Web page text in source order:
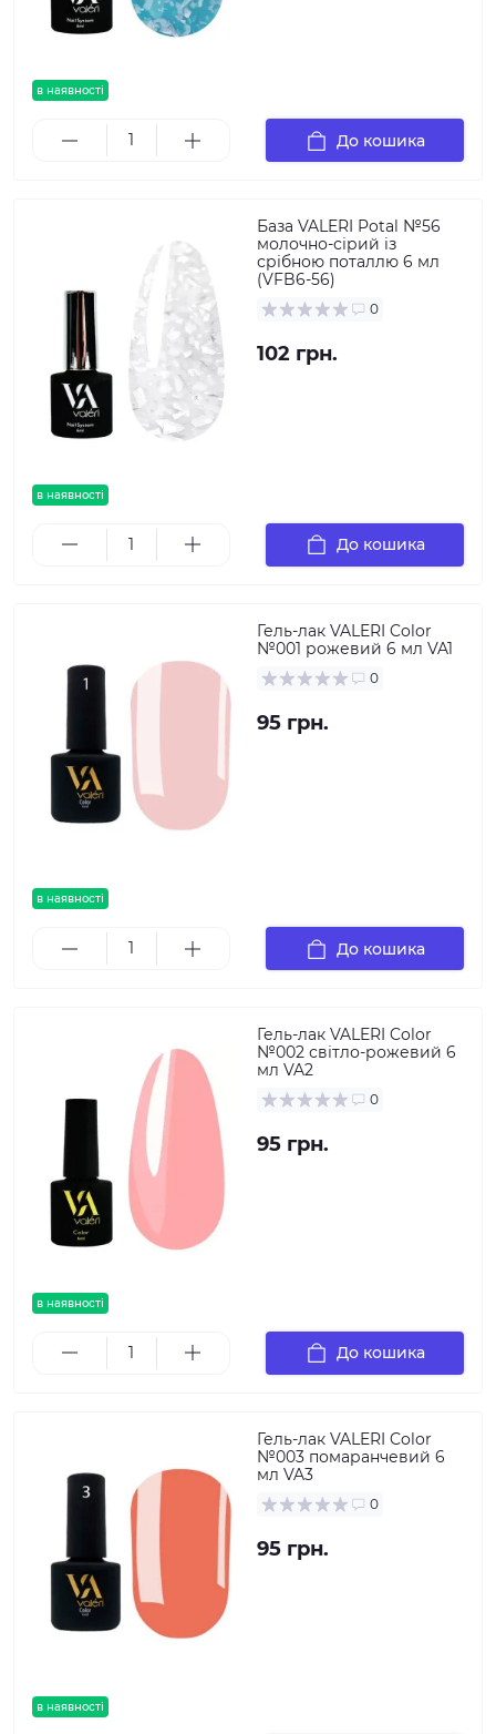
в наявності
До кошика
в наявності
База VALERI Potal №56
молочно-сірий із
срібною поталлю 6 мл
(VFB6-56)
0
102 грн.
До кошика
в наявності
Гель-лак VALERI Color
№001 рожевий 6 мл VA1
0
95 грн.
До кошика
в наявності
Гель-лак VALERI Color
№002 світло-рожевий 6
мл VA2
0
95 грн.
До кошика
в наявності
Гель-лак VALERI Color
№003 помаранчевий 6
мл VA3
0
95 грн.